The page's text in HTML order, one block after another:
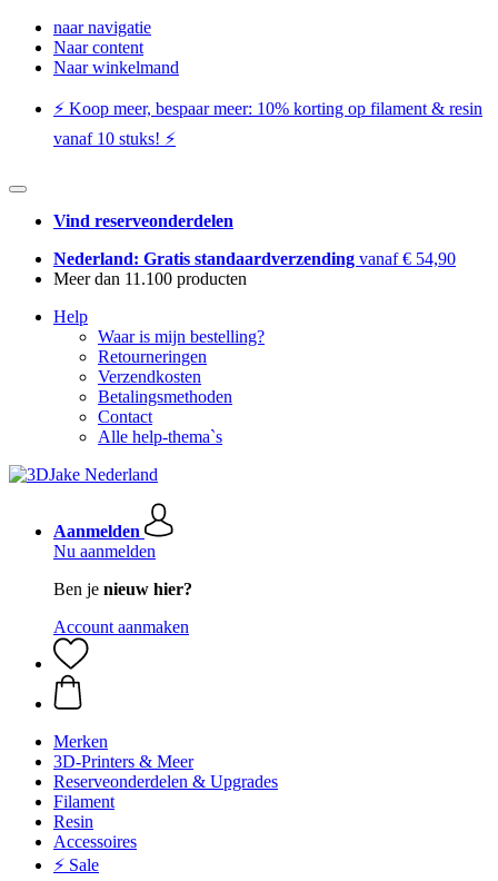
naar navigatie
Naar content
Naar winkelmand
⚡️ Koop meer, bespaar meer: ​​10% korting op filament & resin
vanaf 10 stuks! ⚡️
Vind reserveonderdelen
Nederland: Gratis standaardverzending vanaf € 54,90
Meer dan 11.100 producten
Help
Waar is mijn bestelling?
Retourneringen
Verzendkosten
Betalingsmethoden
Contact
Alle help-thema`s
Aanmelden
Nu aanmelden
Ben je nieuw hier?
Account aanmaken
Merken
3D-Printers & Meer
Reserveonderdelen & Upgrades
Filament
Resin
Accessoires
⚡ Sale